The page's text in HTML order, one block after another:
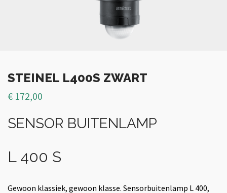
STEINEL L400S ZWART
€ 172,00
SENSOR BUITENLAMP
L 400 S
Gewoon klassiek, gewoon klasse. Sensorbuitenlamp L 400,